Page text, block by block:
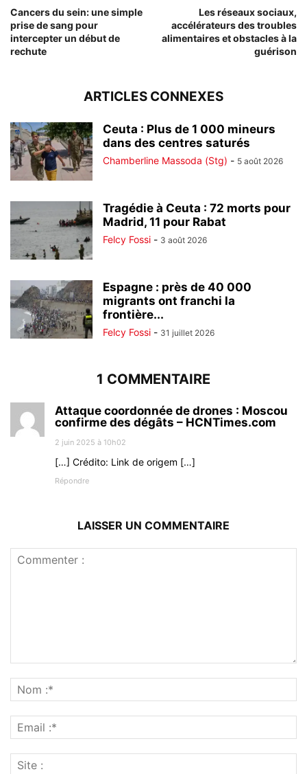
Cancers du sein: une simple
prise de sang pour
intercepter un début de
rechute
Les réseaux sociaux,
accélérateurs des troubles
alimentaires et obstacles à la
guérison
ARTICLES CONNEXES
Ceuta : Plus de 1 000 mineurs
dans des centres saturés
Chamberline Massoda (Stg) - 5 août 2026
Tragédie à Ceuta : 72 morts pour
Madrid, 11 pour Rabat
Felcy Fossi - 3 août 2026
Espagne : près de 40 000
migrants ont franchi la
frontière...
Felcy Fossi - 31 juillet 2026
1 COMMENTAIRE
Attaque coordonnée de drones : Moscou
confirme des dégâts – HCNTimes.com
2 juin 2025 à 10h02
[…] Crédito: Link de origem […]
Répondre
LAISSER UN COMMENTAIRE